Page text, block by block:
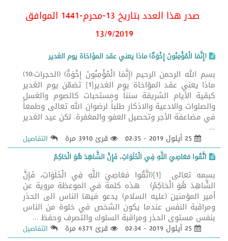
صدر هذا العدد بتاريخ 13-محرم-1441 الموافق
13/9/2019
(إِنَّمَا الْمُؤْمِنُونَ إِخْوَةٌ) ماذا يعني عقد المؤاخاة يوم الغدير
بسم الله الرحمن الرحيم (إِنَّمَا الْمُؤْمِنُونَ إِخْوَةٌ) (الحجرات:10)
ماذا يعني عقد المؤاخاة يوم الغدير[1] تضمّن يوم الغدير
كبقية الأيام الشريفة سنناً ومستحبات كالصوم والغسل
والصلوات والادعية والاذكار طلباً لرضوان الله تعالى وطمعاً
في مضاعفة الأجر وتحصيل العفو والمغفرة. لكن عيد الغدير
...
قرئ 3910 مرة
التفاصيل
اتَّقُوا مَعَاصِيَ اللَّهِ فِي الْخَلَوَاتِ، فَإِنَّ الشَّاهِدَ هُوَ الْحَاكِمُ
بسمه تعالى [1](اتَّقُوا مَعَاصِيَ اللَّهِ فِي الْخَلَوَاتِ، فَإِنَّ
الشَّاهِدَ هُوَ الْحَاكِمُ) هذه كلمة في الموعظة مروية عن
أمير المؤمنين (عليه السلام) يدعو فيها الناس الى الحذر
ومراقبة النفس عندما يكون الشخص في خلوة من الناس
بنفس مستوى الحذر ومراقبة السلوك والتصرف وحفظ ...
قرئ 6371 مرة التفاصيل